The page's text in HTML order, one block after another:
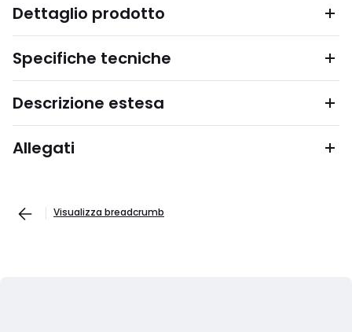
Dettaglio prodotto
Specifiche tecniche
Descrizione estesa
Allegati
Visualizza breadcrumb